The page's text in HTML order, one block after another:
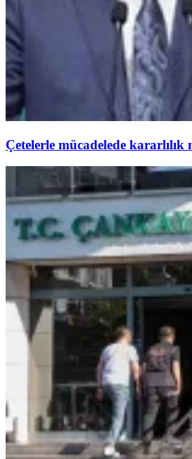
Çetelerle mücadelede kararlılık